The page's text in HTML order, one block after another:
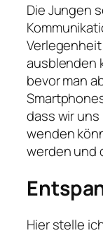
Die Jungen
ausblenden
bevor man
dass wir
wenden
werden und
Hier stelle